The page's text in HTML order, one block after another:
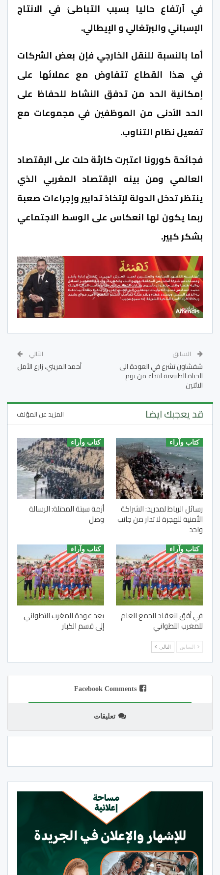
في آرتفاع حاليا بسبب التباطئ في الانتاج
الإسباني والبرتغالي و الإيطالي.
أما بالنسبة للنقل الخارجي فإن بعض الشركات
في هذا القطاع تتفاوض مع عملائها على
إمكانية الحد من تدفق النشاط للحفاظ على
الحد الأدنى من الموظفين في مجموعات مع
تفعيل نظام التناوب.
فجائحة كورونا اعتبرت كارثة حلت على الإقتصاد
العالمي ومن بينه الإقتصاد المغربي الذي
ينتظر تدخل الدولة لإتخاذ تدابير وإجراءات صعبة
ربما يكون لها انعكاس على الوسط الاجتماعي
بشكر كبير.
السابق
شفشاون تشرع في العودة الى
الحياة الطبيعية ابتداء من يوم
الاثنين
التالي
أحمد المريني، زارع الأمل
قد يعجبك ايضا المزيد عن المؤلف
كتاب وآراء
رسائل الرباط لمدريد: الشراكة
الأمنية للهجرة لا تدار من جانب
واحد
كتاب وآراء
أزمة سبتة المحتلة: الرسالة
وصل
كتاب وآراء
في أفق انعقاد الجمع العام
للمغرب التطواني
كتاب وآراء
بعد عودة المغرب التطواني
إلى قسم الكبار
السابق التالي
Facebook Comments
تعليقات